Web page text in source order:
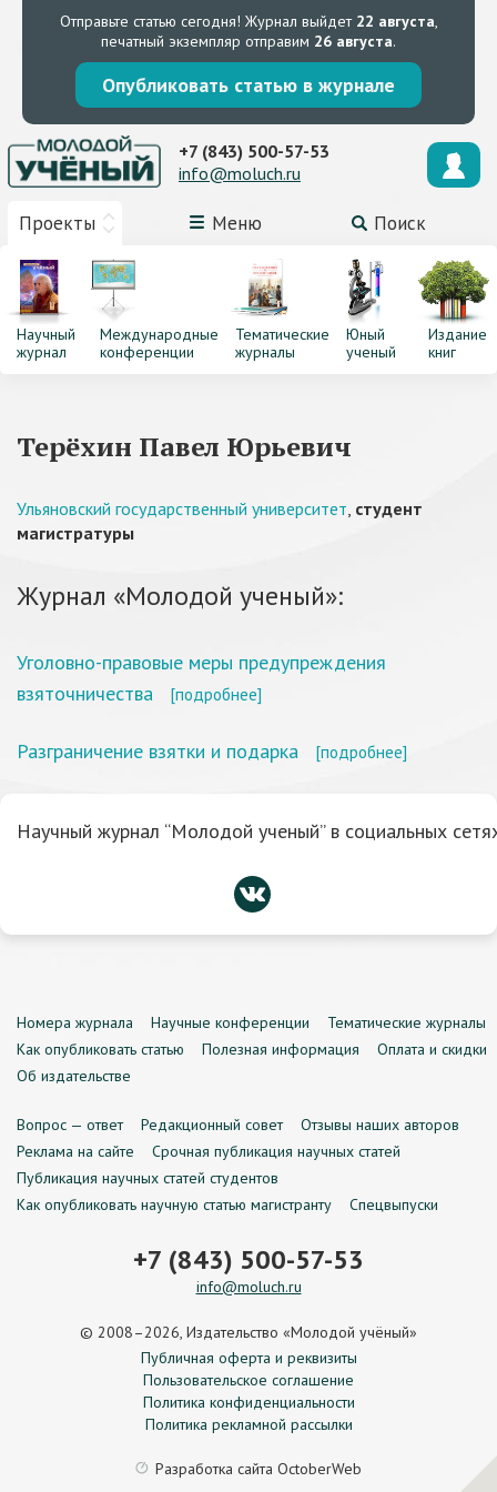
Отправьте статью сегодня! Журнал выйдет 22 августа,
печатный экземпляр отправим 26 августа.
Опубликовать статью в журнале
Проекты Меню Поиск
+7 (843) 500-57-53
info@moluch.ru
Научный
журнал
Международные
конференции
Тематические
журналы
Юный
ученый
Издание
книг
Терёхин Павел Юрьевич
Ульяновский государственный университет, студент
магистратуры
Журнал «Молодой ученый»:
Уголовно-правовые меры предупреждения
взяточничества
[подробнее]
Разграничение взятки и подарка [подробнее]
Научный журнал “Молодой ученый” в социальных
Номера журнала Научные конференции
Тематические журналы
Как опубликовать статью
Полезная информация
Оплата и скидки
Об издательстве
Вопрос — ответ Редакционный совет
Отзывы наших авторов
Реклама на сайте
Срочная публикация научных статей
Публикация научных статей студентов
Как опубликовать научную статью магистранту
Спецвыпуски
+7 (843) 500-57-53
info@moluch.ru
© 2008–2026, Издательство «Молодой учёный»
Публичная оферта и реквизиты
Пользовательское соглашение
Политика конфиденциальности
Политика рекламной рассылки
Разработка сайта OctoberWeb